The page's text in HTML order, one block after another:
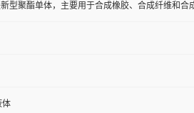
型聚酯单体，主要用于合成橡胶、合成纤维和合
体